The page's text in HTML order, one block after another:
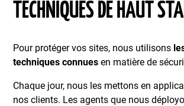
TECHNIQUES DE HAUT
Pour protéger vos sites, nous utilisons
techniques connues en matière de
Chaque jour, nous les mettons en
nos clients. Les agents que nous